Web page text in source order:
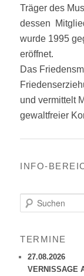
Träger des
dessen
wurde 1995
eröffnet.
Das
und vermittelt
gewaltfreier
INFO-
e
n
TERMINE
27.08.2026
VERNISSAGE